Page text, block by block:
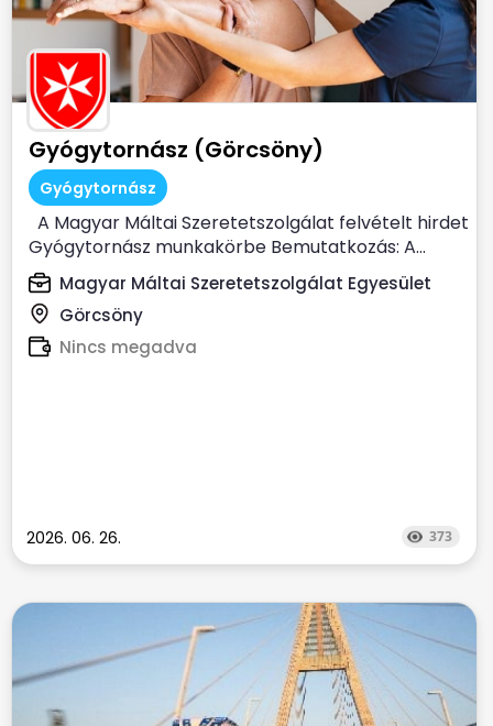
Gyógytornász (Görcsöny)
Gyógytornász
A Magyar Máltai Szeretetszolgálat felvételt hirdet
Gyógytornász munkakörbe Bemutatkozás: A...
Magyar Máltai Szeretetszolgálat Egyesület
Görcsöny
Nincs megadva
2026. 06. 26. 373